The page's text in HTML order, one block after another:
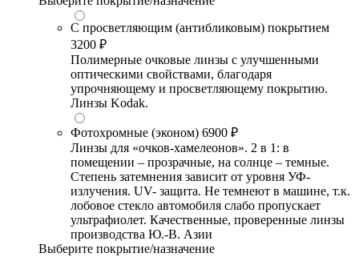
С просветляющим (антибликовым) покрытием
3200 ₽
Полимерные очковые линзы с улучшенными
оптическими свойствами, благодаря
упрочняющему и просветляющему покрытию.
Линзы Kodak.
Фотохромные (эконом) 6900 ₽
Линзы для «очков-хамелеонов». 2 в 1: в
помещении – прозрачные, на солнце – темные.
Степень затемнения зависит от уровня УФ-
излучения. UV- защита. Не темнеют в машине, т.к.
лобовое стекло автомобиля слабо пропускает
ультрафиолет. Качественные, проверенные линзы
производства Ю.-В. Азии
Выберите покрытие/назначение